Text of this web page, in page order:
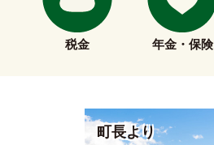
税金 年金・保険
町長より